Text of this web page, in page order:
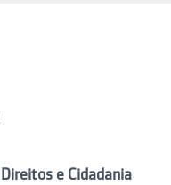
Direitos e Cidadania